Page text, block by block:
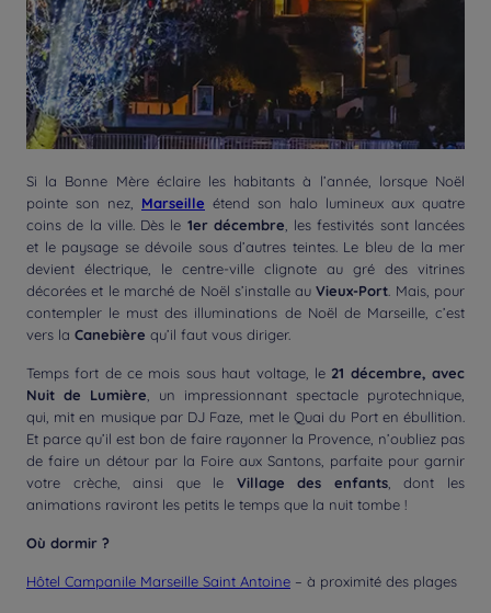
Si la Bonne Mère éclaire les habitants à l’année, lorsque Noël
pointe son nez, Marseille étend son halo lumineux aux quatre
coins de la ville. Dès le 1er décembre , les festivités sont lancées
et le paysage se dévoile sous d’autres teintes. Le bleu de la mer
devient électrique, le centre-ville clignote au gré des vitrines
décorées et le marché de Noël s’installe auVieux-Port . Mais, pour
contempler le must des illuminations de Noël de Marseille, c’est
vers la Canebière qu’il faut vous diriger.
Temps fort de ce mois sous haut voltage, le 21 décembre, avec
Nuit de Lumière , un impressionnant spectacle pyrotechnique,
qui, mit en musique par DJ Faze, met le Quai du Port en ébullition.
Et parce qu’il est bon de faire rayonner la Provence, n’oubliez pas
de faire un détour par la Foire aux Santons, parfaite pour garnir
votre crèche, ainsi que le Village des enfants, dont les
animations raviront les petits le temps que la nuit tombe !
Où dormir ?
Hôtel Campanile Marseille Saint Antoine – à proximité des plages